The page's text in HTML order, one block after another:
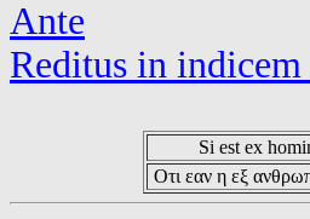
Ante
Reditus in
Si est ex
Οτι εαν η εξ